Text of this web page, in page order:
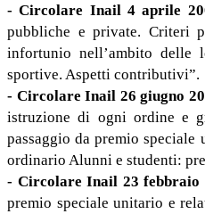
- Circolare Inail 4 aprile
pubbliche e private. Criteri
infortunio nell’ambito delle
sportive. Aspetti contributivi”.
- Circolare Inail 26 giugno
istruzione di ogni ordine e
passaggio da premio
ordinario Alunni e studenti:
- Circolare Inail 23 febbraio
premio speciale unitario e